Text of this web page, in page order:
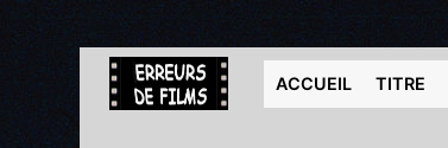
ACCUEIL TITRE